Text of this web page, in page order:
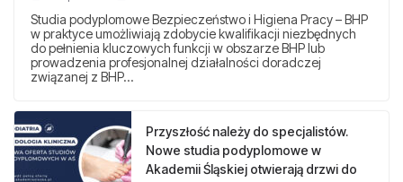
Studia podyplomowe Bezpieczeństwo i Higiena Pracy – BHP
w praktyce umożliwiają zdobycie kwalifikacji niezbędnych
do pełnienia kluczowych funkcji w obszarze BHP lub
prowadzenia profesjonalnej działalności doradczej
związanej z BHP…
Przyszłość należy do specjalistów.
Nowe studia podyplomowe w
Akademii Śląskiej otwierają drzwi do